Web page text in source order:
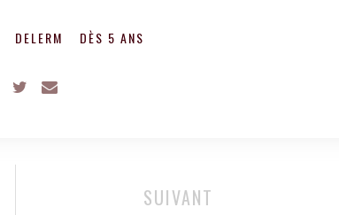
DELERM DÈS 5 ANS
SUIVANT